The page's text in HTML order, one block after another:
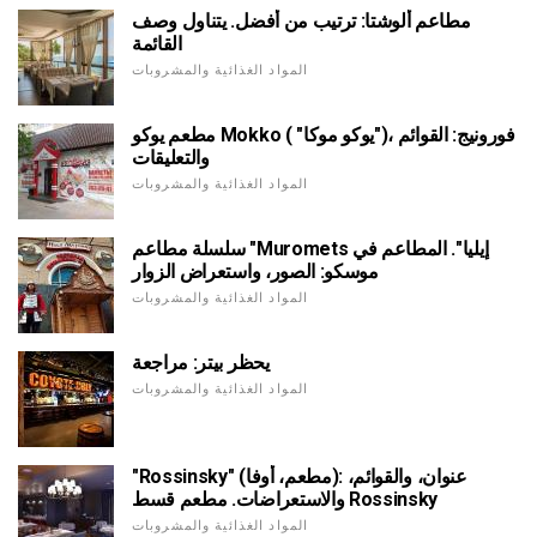
مطاعم ألوشتا: ترتيب من أفضل. يتناول وصف
القائمة
المواد الغذائية والمشروبات
مطعم يوكو Mokko ( "يوكو موكا")، فورونيج: القوائم
والتعليقات
المواد الغذائية والمشروبات
سلسلة مطاعم "Muromets إيليا". المطاعم في
موسكو: الصور، واستعراض الزوار
المواد الغذائية والمشروبات
يحظر بيتر: مراجعة
المواد الغذائية والمشروبات
"Rossinsky" (مطعم، أوفا): عنوان، والقوائم،
والاستعراضات. مطعم قسط Rossinsky
المواد الغذائية والمشروبات